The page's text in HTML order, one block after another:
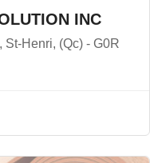
INC
St-Henri, (Qc) - G0R